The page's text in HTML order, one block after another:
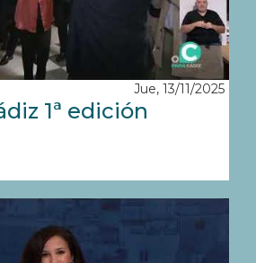
Jue, 13/11/2025
1ª edición